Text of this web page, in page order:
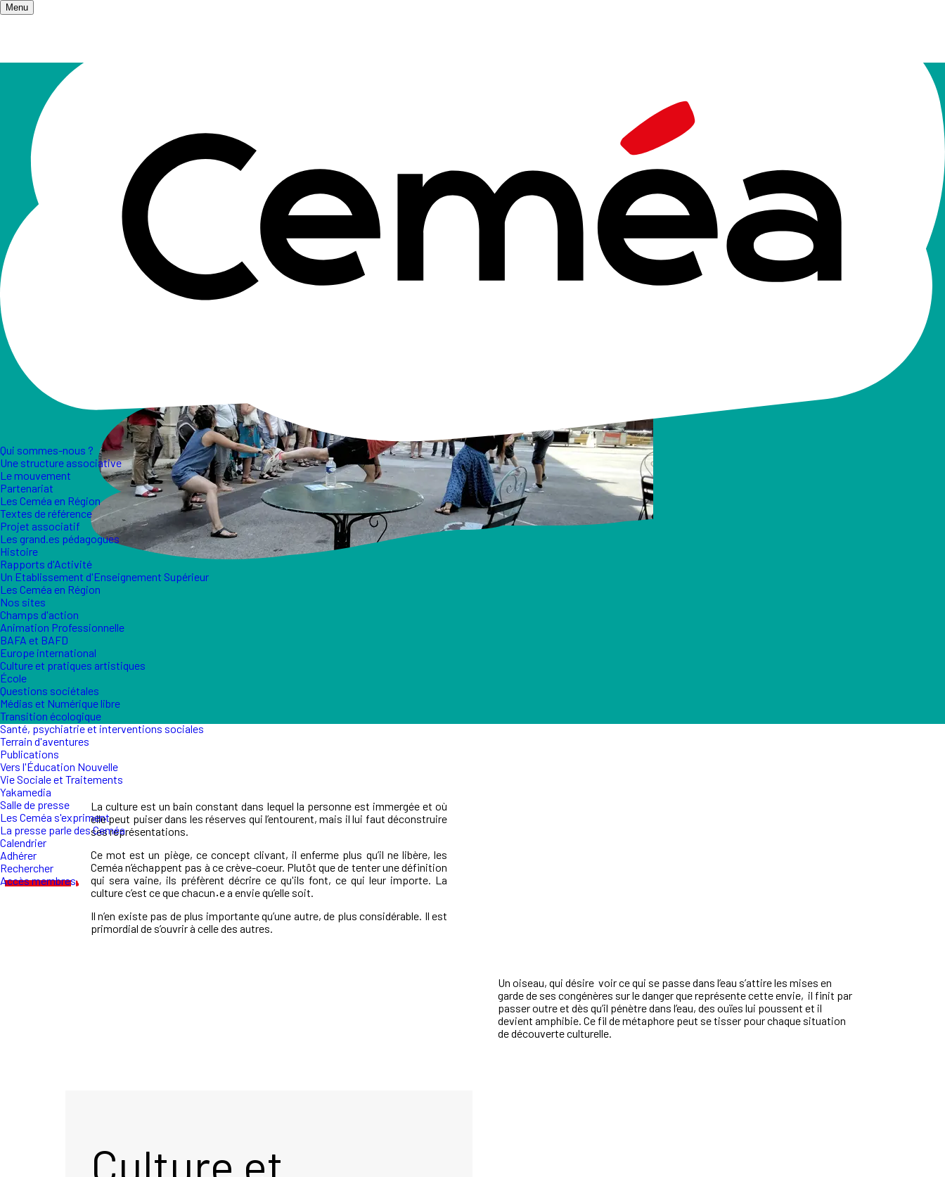
Menu
Qui sommes-nous ?
Une structure associative
Le mouvement
Partenariat
Les Ceméa en Région
Textes de référence
Projet associatif
Les grand.es pédagogues
Histoire
Rapports d'Activité
Un Etablissement d'Enseignement Supérieur
Les Ceméa en Région
Nos sites
Champs d'action
Animation Professionnelle
BAFA et BAFD
Europe international
Culture et pratiques artistiques
École
Questions sociétales
Médias et Numérique libre
Transition écologique
Santé, psychiatrie et interventions sociales
Terrain d'aventures
Publications
Vers l'Éducation Nouvelle
Vie Sociale et Traitements
Yakamedia
Salle de presse
Les Ceméa s'expriment
La presse parle des Ceméa
Calendrier
Adhérer
Rechercher
Accès membres
Les champs d'action
Culture et pratiques artistiques
Pour se préparer à aborder le mieux possible les expériences culturelles, les Ceméa défendent les pratiques d'activités ponctuées de temps d'échanges et de
découvertes et ce avec tous les publics et sur tous les terrains.
La culture est un bain constant dans lequel la personne est immergée et où
elle peut puiser dans les réserves qui l’entourent, mais il lui faut déconstruire
ses représentations.
Ce mot est un piège, ce concept clivant, il enferme plus qu’il ne libère, les
Ceméa n’échappent pas à ce crève-coeur. Plutôt que de tenter une définition
qui sera vaine, ils préfèrent décrire ce qu'ils font, ce qui leur importe. La
culture c’est ce que chacun·e a envie qu’elle soit.
Il n’en existe pas de plus importante qu’une autre, de plus considérable. Il est
primordial de s’ouvrir à celle des autres.
Un oiseau, qui désire voir ce qui se passe dans l’eau s’attire les mises en
garde de ses congénères sur le danger que représente cette envie, il finit par
passer outre et dès qu’il pénètre dans l’eau, des ouïes lui poussent et il
devient amphibie. Ce fil de métaphore peut se tisser pour chaque situation
de découverte culturelle.
Culture et